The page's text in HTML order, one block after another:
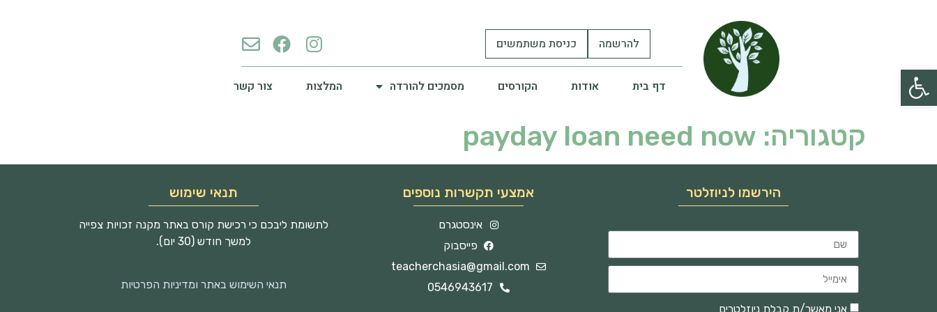
פתח סרגל נגישות
להרשמה כניסת משתמשים
דף בית אודות הקורסים מסמכים להורדה המלצות צור קשר
קטגוריה: payday loan need now
הירשמו לניוזלטר
אני מאשר/ת קבלת ניוזלטרים
אמצעי תקשרות נוספים
אינסטגרם
פייסבוק
teacherchasia@gmail.com
0546943617
תנאי שימוש
לתשומת ליבכם כי רכישת קורס באתר מקנה זכויות צפייה
למשך חודש (30 יום).
תנאי השימוש באתר ומדיניות הפרטיות